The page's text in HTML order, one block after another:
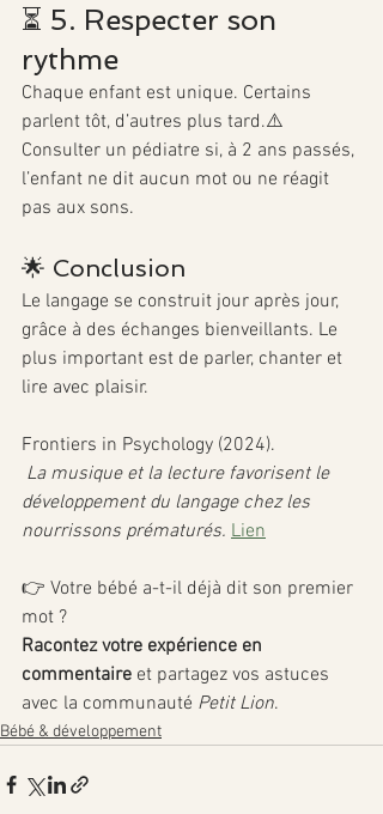
⏳ 5. Respecter son
rythme
Chaque enfant est unique. Certains
parlent tôt, d’autres plus tard.⚠️
Consulter un pédiatre si, à 2 ans passés,
l’enfant ne dit aucun mot ou ne réagit
pas aux sons.
🌟 Conclusion
Le langage se construit jour après jour,
grâce à des échanges bienveillants. Le
plus important est de parler, chanter et
lire avec plaisir.
Frontiers in Psychology (2024).
La musique et la lecture favorisent le
développement du langage chez les
nourrissons prématurés. Lien
👉 Votre bébé a-t-il déjà dit son premier
mot ?
Racontez votre expérience en
commentaire et partagez vos astuces
avec la communauté Petit Lion.
Bébé & développement